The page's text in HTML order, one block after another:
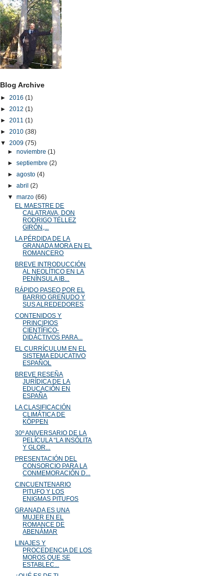
Blog Archive
► 2016 (1)
► 2012 (1)
► 2011 (1)
► 2010 (38)
▼ 2009 (75)
► noviembre (1)
► septiembre (2)
► agosto (4)
► abril (2)
▼ marzo (66)
EL MAESTRE DE
CALATRAVA, DON
RODRIGO TÉLLEZ
GIRÓN,...
LA PÉRDIDA DE LA
GRANADA MORA EN EL
ROMANCERO
BREVE INTRODUCCIÓN
AL NEOLÍTICO EN LA
PENÍNSULA IB...
RÁPIDO PASEO POR EL
BARRIO GREÑUDO Y
SUS ALREDEDORES
CONTENIDOS Y
PRINCIPIOS
CIENTÍFICO-
DIDÁCTIVOS PARA...
EL CURRÍCULUM EN EL
SISTEMA EDUCATIVO
ESPAÑOL
BREVE RESEÑA
JURÍDICA DE LA
EDUCACIÓN EN
ESPAÑA
LA CLASIFICACIÓN
CLIMÁTICA DE
KÖPPEN
30º ANIVERSARIO DE LA
PELÍCULA “LA INSÓLITA
Y GLOR...
PRESENTACIÓN DEL
CONSORCIO PARA LA
CONMEMORACIÓN D...
CINCUENTENARIO
PITUFO Y LOS
ENIGMAS PITUFOS
GRANADA ES UNA
MUJER EN EL
ROMANCE DE
ABENÁMAR
LINAJES Y
PROCEDENCIA DE LOS
MOROS QUE SE
ESTABLEC...